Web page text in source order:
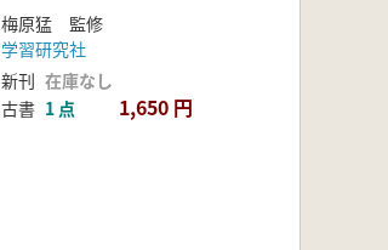
梅原猛 監修
学習研究社
新刊 在庫なし
古書 1 点 1,650 円